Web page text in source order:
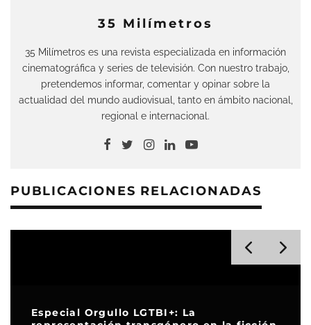
35 Milímetros
35 Milímetros es una revista especializada en información
cinematográfica y series de televisión. Con nuestro trabajo,
pretendemos informar, comentar y opinar sobre la
actualidad del mundo audiovisual, tanto en ámbito nacional,
regional e internacional.
PUBLICACIONES RELACIONADAS
Especial Orgullo LGTBI+: La